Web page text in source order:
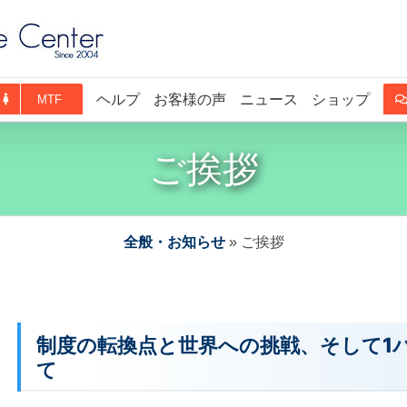
MTF ヘルプ お客様の声 ニュース ショップ
ご挨拶
全般・お知らせ» ご挨拶
制度の転換点と世界への挑戦、そして
て